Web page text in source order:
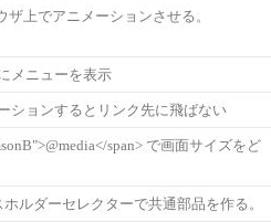
ザ上でアニメーションさせる。
メニューを表示
ションするとリンク先に飛ばない
span> で画面サイズをど
ルダーセレクターで共通部品を作る。